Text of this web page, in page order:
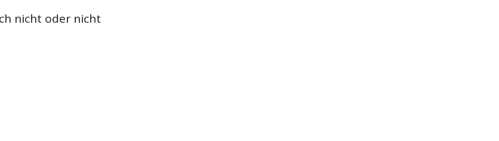
nicht oder nicht